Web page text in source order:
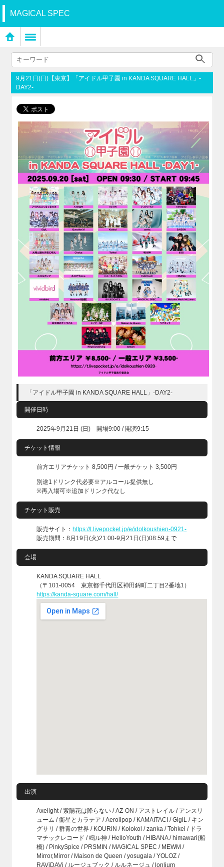
MAGICAL SPEC
9月21日(日)【東京】「アイドル甲子園 in KANDA SQUARE HALL」-
DAY2-
「アイドル甲子園 in KANDA SQUARE HALL」-DAY2-
開催日時
2025年9月21日 (日) 開場9:00 / 開演9:15
チケット情報
前方エリアチケット 8,500円 / 一般チケット 3,500円
別途1ドリンク代必要※アルコール提供無し
※再入場可※追加ドリンク代なし
チケット販売
販売サイト： https://t.livepocket.jp/e/idolkoushien-0921-
販売期間：8月19日(火)21:00-9月21日(日)08:59まで
会場
KANDA SQUARE HALL
（〒101-0054 東京都千代田区神田錦町二丁目2番地1）
https://kanda-square.com/hall/
出演
Axelight / 紫陽花は降らない / AZ-ON / アストレイル / アンスリ
ューム / 衛星とカラテア / Aerolipop / KAMAITACI / GigiL / キン
グサリ / 群青の世界 / KOURiN / Kolokol / zanka / Tohkei / ドラ
マチックレコード / 鳴ル神 / HelloYouth / HIBANA / himawari(船
橋) / PinkySpice / PRSMIN / MAGICAL SPEC / MEWM /
Mirror,Mirror / Maison de Queen / yosugala / YOLOZ /
RAViDAVi / ルージュブック / ルルネージュ / lonlium